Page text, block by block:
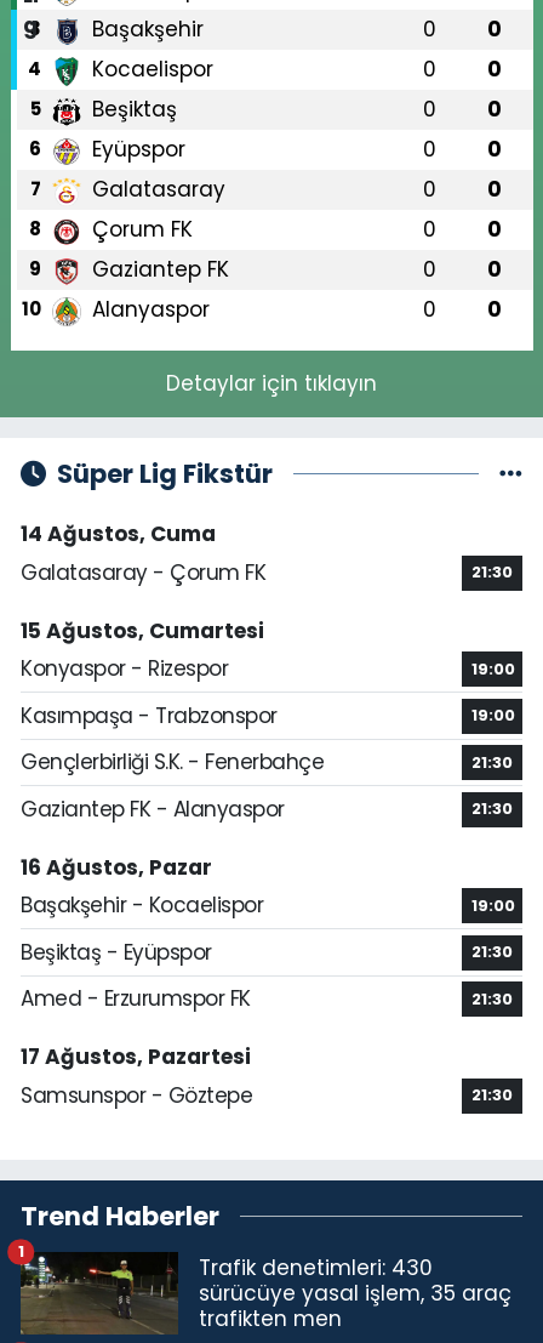
3 Başakşehir 0 0
4 Kocaelispor 0 0
5 Beşiktaş 0 0
6 Eyüpspor 0 0
7 Galatasaray 0 0
8 Çorum FK 0 0
9 Gaziantep FK 0 0
10 Alanyaspor 0 0
Detaylar için tıklayın
Süper Lig Fikstür
14 Ağustos, Cuma
Galatasaray - Çorum FK
21:30
15 Ağustos, Cumartesi
Konyaspor - Rizespor
19:00
Kasımpaşa - Trabzonspor 19:00
Gençlerbirliği S.K. - Fenerbahçe 21:30
Gaziantep FK - Alanyaspor 21:30
16 Ağustos, Pazar
Başakşehir - Kocaelispor
19:00
Beşiktaş - Eyüpspor 21:30
Amed - Erzurumspor FK 21:30
17 Ağustos, Pazartesi
Samsunspor - Göztepe
21:30
Trend Haberler
Trafik denetimleri: 430
sürücüye yasal işlem, 35 araç
trafikten men
1